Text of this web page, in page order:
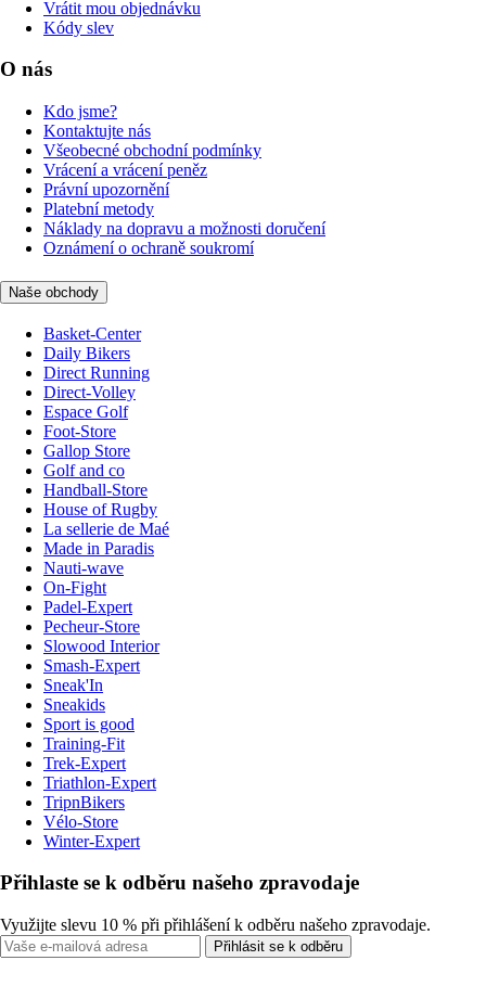
Vrátit mou objednávku
Kódy slev
O nás
Kdo jsme?
Kontaktujte nás
Všeobecné obchodní podmínky
Vrácení a vrácení peněz
Právní upozornění
Platební metody
Náklady na dopravu a možnosti doručení
Oznámení o ochraně soukromí
Naše obchody
Basket-Center
Daily Bikers
Direct Running
Direct-Volley
Espace Golf
Foot-Store
Gallop Store
Golf and co
Handball-Store
House of Rugby
La sellerie de Maé
Made in Paradis
Nauti-wave
On-Fight
Padel-Expert
Pecheur-Store
Slowood Interior
Smash-Expert
Sneak'In
Sneakids
Sport is good
Training-Fit
Trek-Expert
Triathlon-Expert
TripnBikers
Vélo-Store
Winter-Expert
Přihlaste se k odběru našeho zpravodaje
Využijte slevu 10 % při přihlášení k odběru našeho zpravodaje.
Přihlásit se k odběru